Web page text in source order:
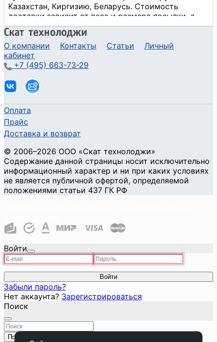
О компании Контакты Статьи
Личный
кабинет
+7 (495) 663-73-29
Оплата
Прайс
Доставка и возврат
© 2006–2026 ООО «Скат технолоджи»
Содержание данной страницы носит исключительно
информационный характер и ни при каких условиях
не является публичной офертой, определяемой
положениями статьи 437 ГК РФ
Войти
Войти
Забыли пароль?
Нет аккаунта? Зарегистрироваться
Поиск
Поиск